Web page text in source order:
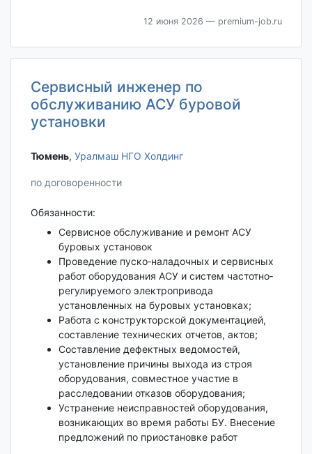
12 июня 2026 — premium-job.ru
Сервисный инженер по
обслуживанию АСУ буровой
установки
Тюмень‎, Уралмаш НГО Холдинг
по договоренности
Обязанности:
Сервисное обслуживание и ремонт АСУ
буровых установок
Проведение пуско‐наладочных и сервисных
работ оборудования АСУ и систем частотно‐
регулируемого электропривода
установленных на буровых установках;
Работа с конструкторской документацией,
составление технических отчетов, актов;
Составление дефектных ведомостей,
установление причины выхода из строя
оборудования, совместное участие в
расследовании отказов оборудования;
Устранение неисправностей оборудования,
возникающих во время работы БУ. Внесение
предложений по приостановке работ